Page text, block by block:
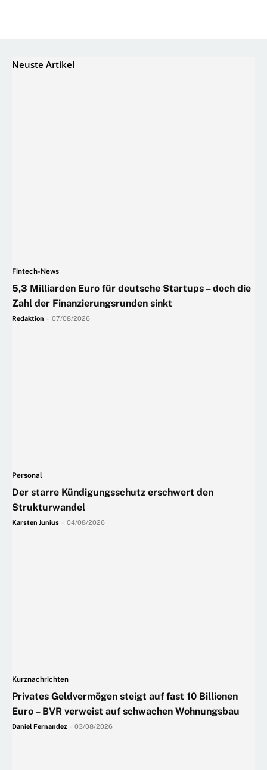
Neuste Artikel
Fintech-News
5,3 Milliarden Euro für deutsche Startups – doch die
Zahl der Finanzierungsrunden sinkt
Redaktion 07/08/2026
Personal
Der starre Kündigungsschutz erschwert den
Strukturwandel
Karsten Junius 04/08/2026
Kurznachrichten
Privates Geldvermögen steigt auf fast 10 Billionen
Euro – BVR verweist auf schwachen Wohnungsbau
Daniel Fernandez 03/08/2026